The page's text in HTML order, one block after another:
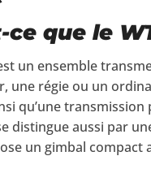
ce que le
un ensemble
une régie ou un
qu’une
distingue aussi par
un gimbal compact